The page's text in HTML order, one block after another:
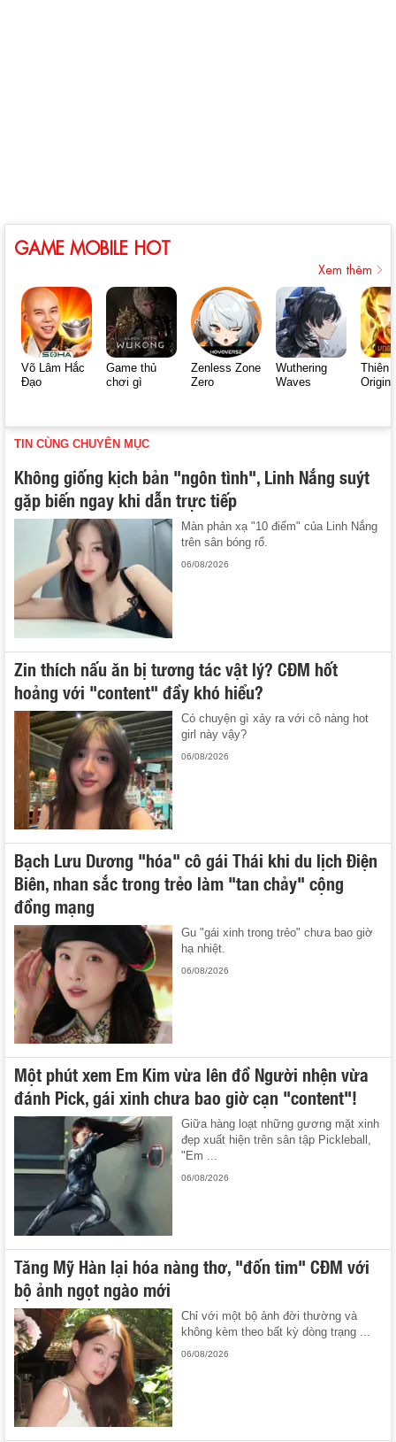
GAME MOBILE HOT
Xem thêm
Võ Lâm Hắc
Đạo
Game thủ
chơi gì
Zenless Zone
Zero
Wuthering
Waves
Thiên
Origin
TIN CÙNG CHUYÊN MỤC
Không giống kịch bản "ngôn tình", Linh Nắng suýt
gặp biến ngay khi dẫn trực tiếp
Màn phản xạ "10 điểm" của Linh Nắng
trên sân bóng rổ.
06/08/2026
Zin thích nấu ăn bị tương tác vật lý? CĐM hốt
hoảng với "content" đầy khó hiểu?
Có chuyện gì xảy ra với cô nàng hot
girl này vậy?
06/08/2026
Bạch Lưu Dương "hóa" cô gái Thái khi du lịch Điện
Biên, nhan sắc trong trẻo làm "tan chảy" cộng
đồng mạng
Gu "gái xinh trong trẻo" chưa bao giờ
hạ nhiệt.
06/08/2026
Một phút xem Em Kim vừa lên đồ Người nhện vừa
đánh Pick, gái xinh chưa bao giờ cạn "content"!
Giữa hàng loạt những gương mặt xinh
đẹp xuất hiện trên sân tập Pickleball,
"Em ...
06/08/2026
Tăng Mỹ Hàn lại hóa nàng thơ, "đốn tim" CĐM với
bộ ảnh ngọt ngào mới
Chỉ với một bộ ảnh đời thường và
không kèm theo bất kỳ dòng trạng ...
06/08/2026